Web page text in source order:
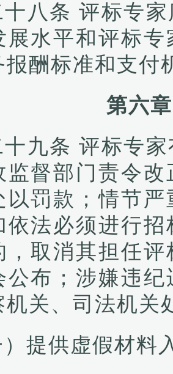
十八条 评标专
展水平和评标
报酬标准和支付
第六
十九条 评标专
监督部门责令
以罚款；情节
依法必须进行
，取消其担任
公布；涉嫌违
机关、司法机关
）提供虚假材料